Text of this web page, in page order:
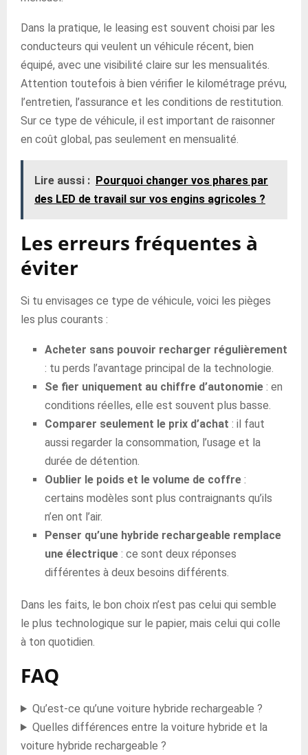
Dans la pratique, le leasing est souvent choisi par les
conducteurs qui veulent un véhicule récent, bien
équipé, avec une visibilité claire sur les mensualités.
Attention toutefois à bien vérifier le kilométrage prévu,
l’entretien, l’assurance et les conditions de restitution.
Sur ce type de véhicule, il est important de raisonner
en coût global, pas seulement en mensualité.
Lire aussi : Pourquoi changer vos phares par
des LED de travail sur vos engins agricoles ?
Les erreurs fréquentes à
éviter
Si tu envisages ce type de véhicule, voici les pièges
les plus courants :
Acheter sans pouvoir recharger régulièrement
: tu perds l’avantage principal de la technologie.
Se fier uniquement au chiffre d’autonomie : en
conditions réelles, elle est souvent plus basse.
Comparer seulement le prix d’achat : il faut
aussi regarder la consommation, l’usage et la
durée de détention.
Oublier le poids et le volume de coffre :
certains modèles sont plus contraignants qu’ils
n’en ont l’air.
Penser qu’une hybride rechargeable remplace
une électrique : ce sont deux réponses
différentes à deux besoins différents.
Dans les faits, le bon choix n’est pas celui qui semble
le plus technologique sur le papier, mais celui qui colle
à ton quotidien.
FAQ
Qu’est-ce qu’une voiture hybride rechargeable ?
Quelles différences entre la voiture hybride et la
voiture hybride rechargeable ?